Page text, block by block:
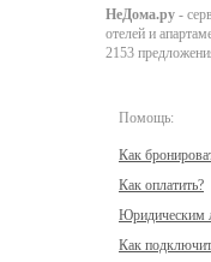
НеДома.ру -
отелей и
2153
Помощь:
Как
Как оплатить?
Юридическим
Как